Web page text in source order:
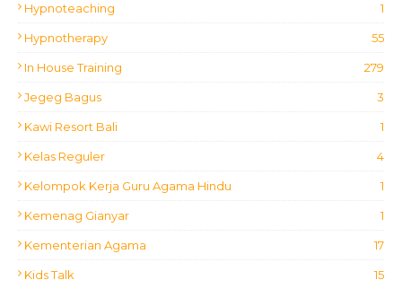
Hypnoteaching 1
Hypnotherapy 55
In House Training 279
Jegeg Bagus 3
Kawi Resort Bali 1
Kelas Reguler 4
Kelompok Kerja Guru Agama Hindu 1
Kemenag Gianyar 1
Kementerian Agama 17
Kids Talk 15